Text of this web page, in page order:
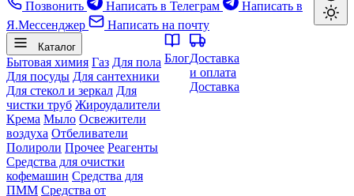
Позвонить
Написать в Телеграм
Написать в
Я.Мессенджер
Написать на почту
Каталог
Бытовая химия Газ Для пола
Для посуды Для сантехники
Для стекол и зеркал Для
чистки труб Жироудалители
Крема Мыло Освежители
воздуха Отбеливатели
Полироли Прочее Реагенты
Средства для очистки
кофемашин Средства для
ПММ Средства от
БлогДоставка
и оплата
Доставка